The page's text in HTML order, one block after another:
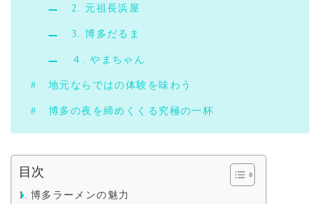
2. 元祖長浜屋
3. 博多だるま
４. やまちゃん
地元ならではの体験を味わう
博多の夜を締めくくる究極の一杯
目次
博多ラーメンの魅力